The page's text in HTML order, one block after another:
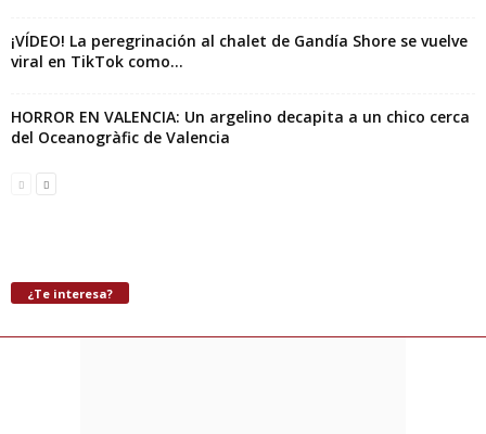
¡VÍDEO! La peregrinación al chalet de Gandía Shore se vuelve
viral en TikTok como...
HORROR EN VALENCIA: Un argelino decapita a un chico cerca
del Oceanogràfic de Valencia
¿Te interesa?